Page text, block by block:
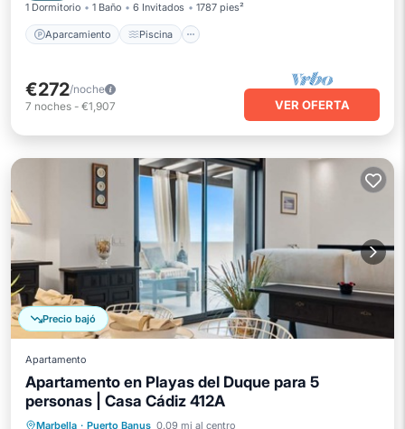
1 Dormitorio 1 Baño 6 Invitados 1787 pies²
Aparcamiento Piscina
€272/noche
7 noches - €1,907 VER OFERTA
Precio bajó
Apartamento
Apartamento en Playas del Duque para 5
personas | Casa Cádiz 412A
Marbella · Puerto Banus 0.09 mi al centro
Aparcamiento Piscina